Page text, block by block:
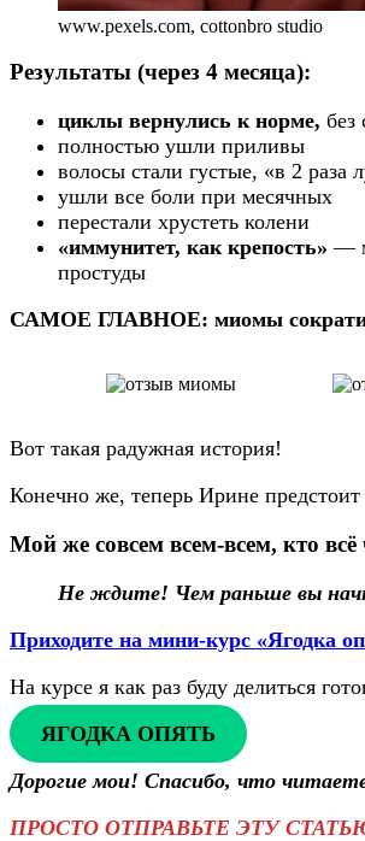
www.pexels.com, cottonbro studio
Результаты (через 4 месяца):
циклы вернулись к норме, без
полностью ушли приливы
волосы стали густые, «в 2 раза
ушли все боли при месячных
перестали хрустеть колени
«иммунитет, как крепость»—
простуды
САМОЕ ГЛАВНОЕ: миомы
Вот такая радужная история!
Конечно же, теперь Ирине
Мой же совсем всем-всем, кто всё
Не ждите! Чем раньше вы
Приходите на мини-курс «Ягодка
На курсе я как раз буду делиться
ЯГОДКА ОПЯТЬ
Дорогие мои! Спасибо, что
ПРОСТО ОТПРАВЬТЕ ЭТУ